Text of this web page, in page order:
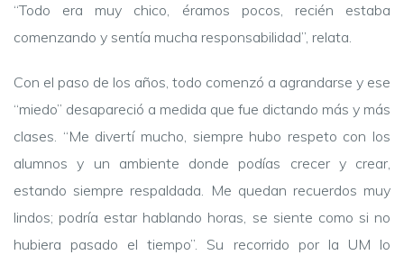
“Todo era muy chico, éramos pocos, recién estaba
comenzando y sentía mucha responsabilidad”, relata.
Con el paso de los años, todo comenzó a agrandarse y ese
“miedo” desapareció a medida que fue dictando más y más
clases. “Me divertí mucho, siempre hubo respeto con los
alumnos y un ambiente donde podías crecer y crear,
estando siempre respaldada. Me quedan recuerdos muy
lindos; podría estar hablando horas, se siente como si no
hubiera pasado el tiempo”. Su recorrido por la UM lo